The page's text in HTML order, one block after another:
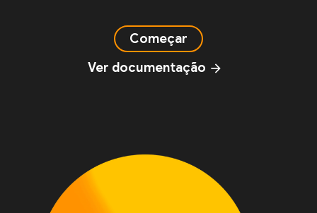
Começar
Ver documentação arrow_forward